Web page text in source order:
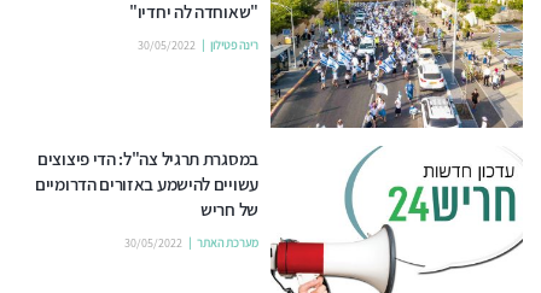
"שאוחדה לה יחדיו"
רינה פטילון 30/05/2022
במסגרת תרגיל צה"ל: הדי פיצוצים
עשויים להישמע באזורים הדרומיים
של חריש
מערכת האתר 30/05/2022